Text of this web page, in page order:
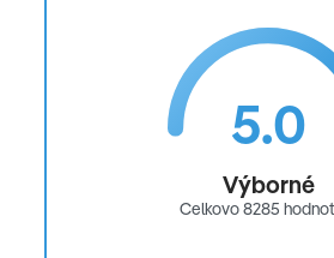
5.0
Výborné
Celkovo 8285